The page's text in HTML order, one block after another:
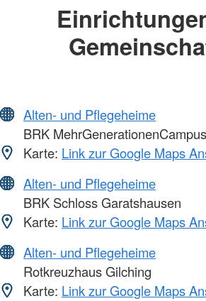
Alten- und Pflegeheime
BRK
Karte: Link zur Google Maps
Alten- und Pflegeheime
BRK Schloss Garatshausen
Karte: Link zur Google Maps
Alten- und Pflegeheime
Rotkreuzhaus Gilching
Karte: Link zur Google Maps